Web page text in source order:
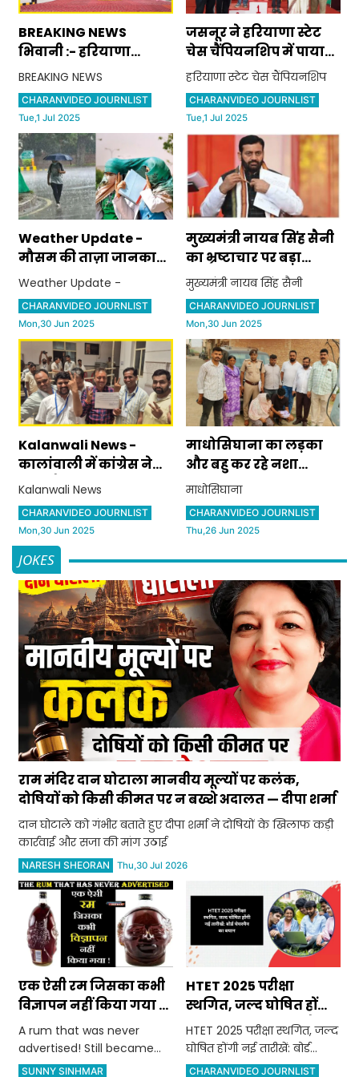
BREAKING NEWS
भिवानी :- हरियाणा
विद्यालय शिक्षा बोर्ड ने 10वीं
व 12वीं की परीक्षाओं की
तिथियां की घोषित
BREAKING NEWS
CHARANVIDEO JOURNLIST
Tue,1 Jul 2025
जसनूर ने हरियाणा स्टेट
चेस चैंपियनशिप में पाया
तीसरा स्थान
हरियाणा स्टेट चेस चैंपियनशिप
CHARANVIDEO JOURNLIST
Tue,1 Jul 2025
Weather Update -
मौसम की ताज़ा जानकारी,
यहां होगी झमाझम बरसात
Weather Update -
CHARANVIDEO JOURNLIST
Mon,30 Jun 2025
मुख्यमंत्री नायब सिंह सैनी
का भ्रष्टाचार पर बड़ा
एक्शन सिरसा जिले के
तहसीलदार भवनेश कुमार
को किया गया सस्पेंड
मुख्यमंत्री नायब सिंह सैनी
CHARANVIDEO JOURNLIST
Mon,30 Jun 2025
Kalanwali News -
कालांवाली में कांग्रेस ने
जीता चैयरमेन का
चुनाव,बीजेपी को हराया
Kalanwali News
CHARANVIDEO JOURNLIST
Mon,30 Jun 2025
माधोसिघाना का लड़का
और बहु कर रहे नशा
तस्करी, तीसरी बार एक
साथ पकड़े
माधोसिघाना
CHARANVIDEO JOURNLIST
Thu,26 Jun 2025
JOKES
राम मंदिर दान घोटाला मानवीय मूल्यों पर कलंक,
दोषियों को किसी कीमत पर न बख्शे अदालत — दीपा शर्मा
दान घोटाले को गंभीर बताते हुए दीपा शर्मा ने दोषियों के खिलाफ कड़ी
कार्रवाई और सजा की मांग उठाई
NARESH SHEORAN Thu,30 Jul 2026
एक ऐसी रम जिसका कभी
विज्ञापन नहीं किया गया !
फिर भी बनी लोगों की
पहली पसंद !
A rum that was never
advertised! Still became
people's first choice!
SUNNY SINHMAR
HTET 2025 परीक्षा
स्थगित, जल्द घोषित होंगी
नई तारीखें: बोर्ड चेयरमैन
का बयान
HTET 2025 परीक्षा स्थगित, जल्द
घोषित होंगी नई तारीखें: बोर्ड
चेयरमैन का बयान
CHARANVIDEO JOURNLIST